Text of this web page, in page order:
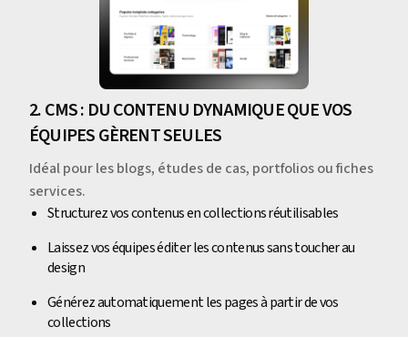
2. CMS : DU CONTENU DYNAMIQUE QUE VOS
ÉQUIPES GÈRENT SEULES
Idéal pour les blogs, études de cas, portfolios ou fiches
services.
Structurez vos contenus en collections réutilisables
Laissez vos équipes éditer les contenus sans toucher au
design
Générez automatiquement les pages à partir de vos
collections